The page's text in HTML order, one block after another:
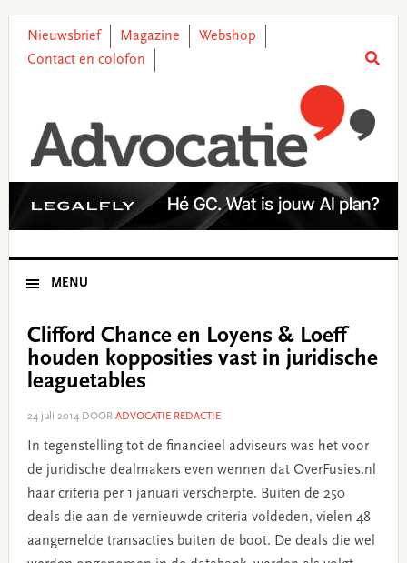
primary
main
primary
footer
Nieuwsbrief Magazine
Webshop
Contact en colofon
MENU
Clifford Chance en Loyens & Loeff
houden kopposities vast in juridische
leaguetables
24 juli 2014DOOR ADVOCATIE REDACTIE
In tegenstelling tot de financieel adviseurs was het voor
de juridische dealmakers even wennen dat OverFusies.nl
haar criteria per 1 januari verscherpte. Buiten de 250
deals die aan de vernieuwde criteria voldeden, vielen 48
aangemelde transacties buiten de boot. De deals die wel